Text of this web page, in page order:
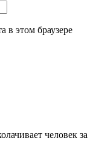
в этом браузере
человек за